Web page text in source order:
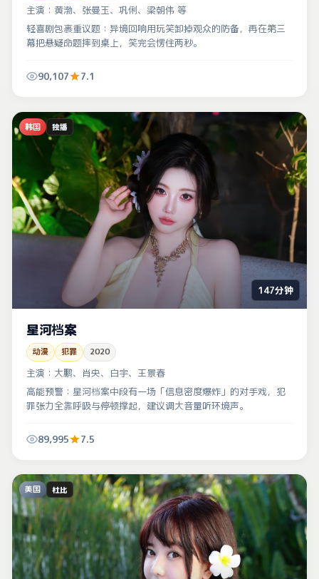
主演： 黄渤、张曼玉、巩俐、梁朝伟 等
轻喜剧包裹重议题：异境回响用玩笑卸掉观众的防备，再在第三
幕把悬疑命题摔到桌上，笑完会愣住两秒。
90,107 7.1
韩国 独播
147分钟
星河档案
动漫 犯罪 2020
主演： 大鹏、肖央、白宇、王景春
高能预警：星河档案中段有一场「信息密度爆炸」的对手戏，犯
罪张力全靠呼吸与停顿撑起，建议调大音量听环境声。
89,995 7.5
美国 杜比